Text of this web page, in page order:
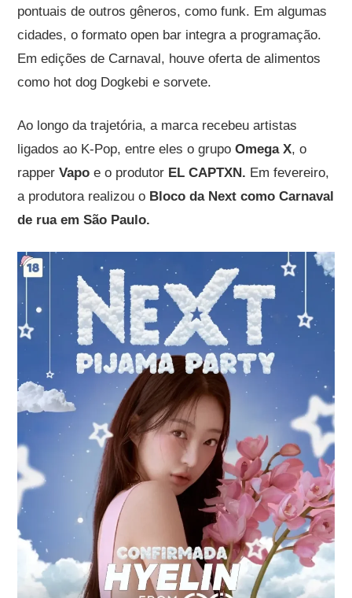
pontuais de outros gêneros, como funk. Em algumas
cidades, o formato open bar integra a programação.
Em edições de Carnaval, houve oferta de alimentos
como hot dog Dogkebi e sorvete.
Ao longo da trajetória, a marca recebeu artistas
ligados ao K-Pop, entre eles o grupoOmega X, o
rapperVapoe o produtor EL CAPTXN. Em fevereiro,
a produtora realizou o Bloco da Next como Carnaval
de rua em São Paulo.